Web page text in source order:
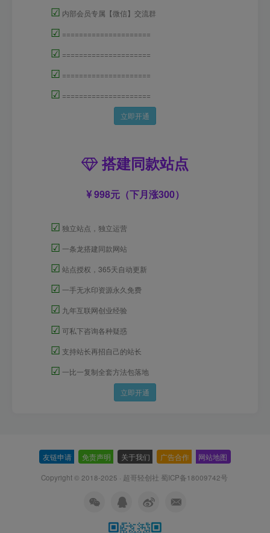
☑ 内部会员专属【微信】交流群
☑ =====================
☑ =====================
☑ =====================
☑ =====================
立即开通
搭建同款站点
998元（下月涨300）
☑ 独立站点，独立运营
☑ 一条龙搭建同款网站
☑ 站点授权，365天自动更新
☑ 一手无水印资源永久免费
☑ 九年互联网创业经验
☑ 可私下咨询各种疑惑
☑ 支持站长再招自己的站长
☑ 一比一复制全套方法包落地
立即开通
友链申请 免责声明 关于我们 广告合作 网站地图
Copyright © 2018-2025 · 超哥轻创社 蜀ICP备18009742号